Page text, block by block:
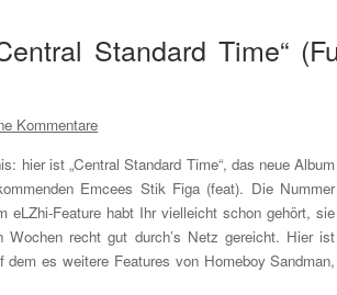
Standard Time“
Kommentare
hier ist „Central Standard Time“, das neue Album
Emcees Stik Figa (feat). Die Nummer
eLZhi-Feature habt Ihr vielleicht schon gehört, sie
Wochen recht gut durch’s Netz gereicht. Hier ist
es weitere Features von Homeboy Sandman,